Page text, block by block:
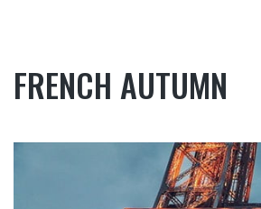
FRENCH AUTUMN